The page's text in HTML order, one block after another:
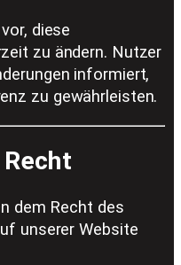
diese
zu ändern. Nutzer
informiert,
zu gewährleisten.
dem Recht des
unserer Website